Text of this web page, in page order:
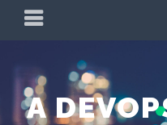
PRIMARY
A